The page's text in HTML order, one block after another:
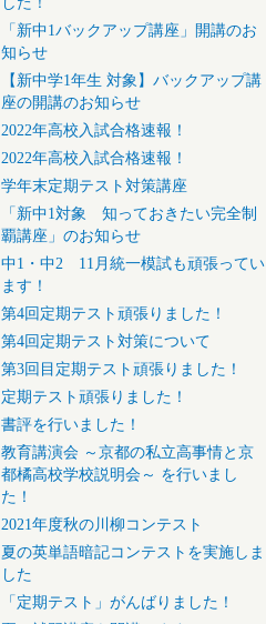
「新中1バックアップ講座」開講のお
知らせ
【新中学1年生 対象】バックアップ講
座の開講のお知らせ
2022年高校入試合格速報！
2022年高校入試合格速報！
学年末定期テスト対策講座
「新中1対象 知っておきたい完全制
覇講座」のお知らせ
中1・中2 11月統一模試も頑張ってい
ます！
第4回定期テスト頑張りました！
第4回定期テスト対策について
第3回目定期テスト頑張りました！
定期テスト頑張りました！
書評を行いました！
教育講演会 ～京都の私立高事情と京
都橘高校学校説明会～ を行いまし
た！
2021年度秋の川柳コンテスト
夏の英単語暗記コンテストを実施しま
した
「定期テスト」がんばりました！